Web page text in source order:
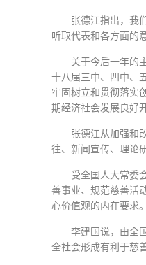
张德江指出，我
听取代表和各方面的
关于今后一年的
十八届三中、四中、
牢固树立和贯彻落实
期经济社会发展良好
张德江从加强和
往、新闻宣传、理论
受全国人大常委
善事业、规范慈善活
心价值观的内在要求。
李建国说，由全
全社会形成有利于慈